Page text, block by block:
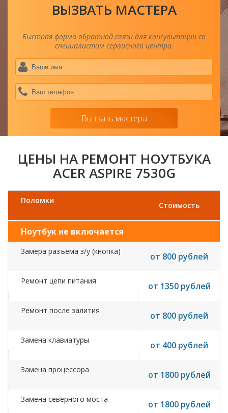
ВЫЗВАТЬ МАСТЕРА
Быстрая форма обратной связи для консультации со
специалистом сервисного центра.
Вызвать мастера
ЦЕНЫ НА РЕМОНТ НОУТБУКА
ACER ASPIRE 7530G
Поломки
Стоимость
Ноутбук не включается
Замера разъёма з/у (кнопка) от 800 рублей
Ремонт цепи питания от 1350 рублей
Ремонт после залития от 800 рублей
Замена клавиатуры от 400 рублей
Замена процессора от 1800 рублей
Замена северного моста от 1800 рублей